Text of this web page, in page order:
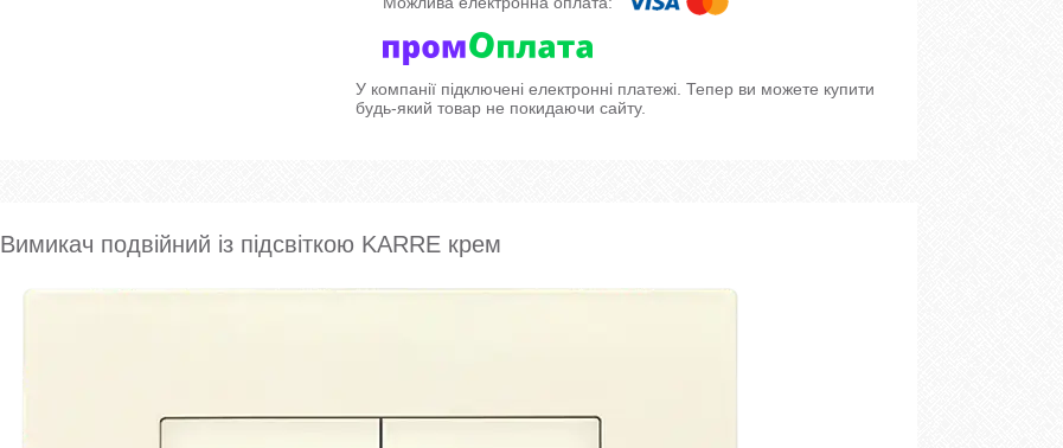
У компанії підключені електронні платежі. Тепер ви можете купити
будь-який товар не покидаючи сайту.
Вимикач подвійний із підсвіткою KARRE крем